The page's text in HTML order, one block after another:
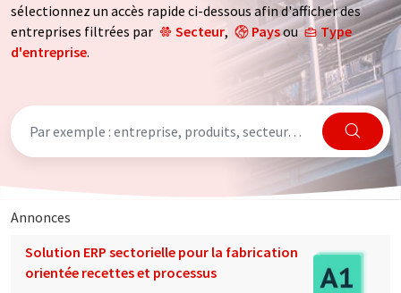
sélectionnez un accès rapide ci-dessous afin d'afficher des
entreprises filtrées par
Secteur, Paysou
Type
d'entreprise.
Annonces
Solution ERP sectorielle pour la fabrication
orientée recettes et processus